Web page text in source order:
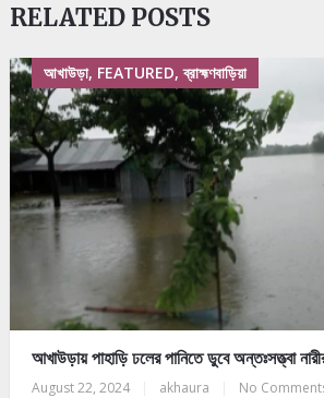
RELATED POSTS
আখাউড়া, FEATURED, ব্রাহ্মণবাড়িয়া
আখাউড়ায় পাহাড়ি ঢলের পানিতে ডুবে অন্তঃসত্ত্বা
August 22, 2024 akhaura No